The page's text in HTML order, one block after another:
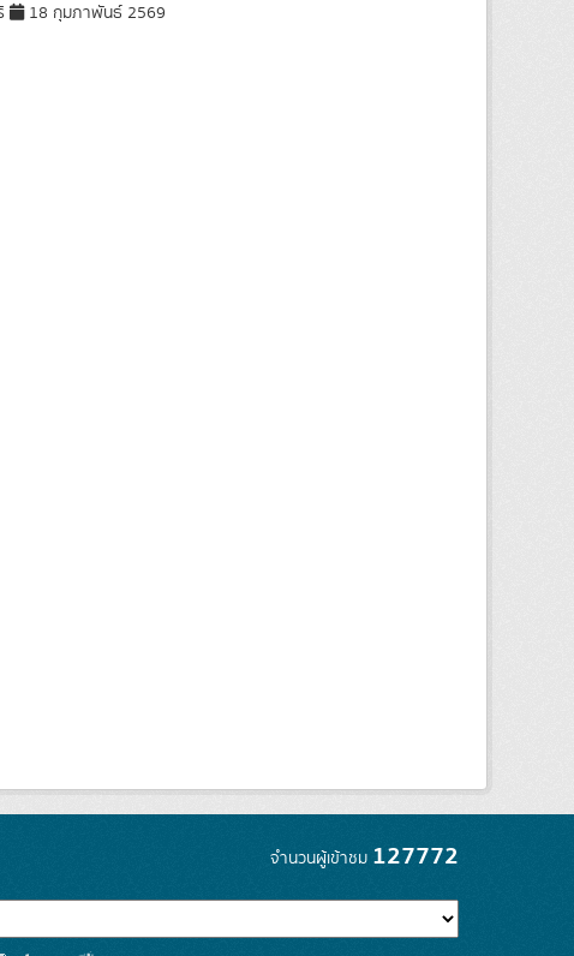
18 กุมภาพันธ์ 2569
จำนวนผู้เข้าชม 127772